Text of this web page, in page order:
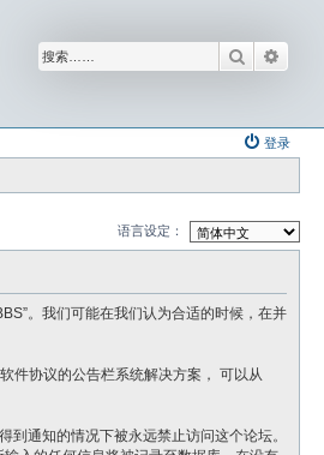
搜索
登录
语言设定：
。我们可能在我们认为合适的时候，在并
件协议的公告栏系统解决方案， 可以从
通知的情况下被永远禁止访问这个论坛。